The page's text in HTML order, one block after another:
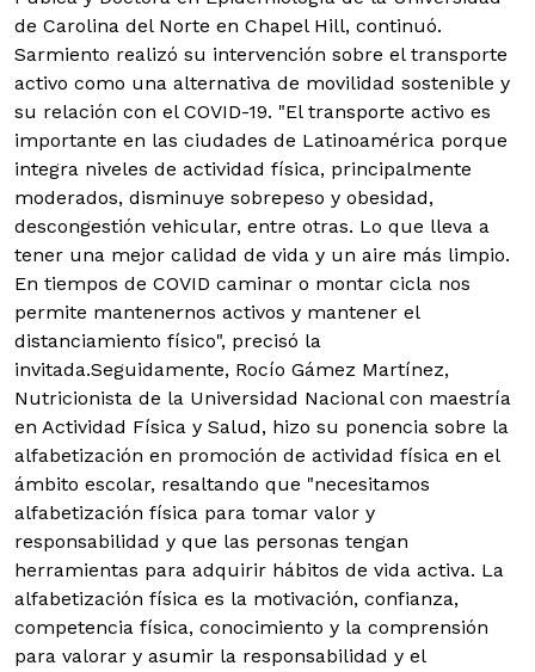
de Carolina del Norte en Chapel Hill, continuó.
Sarmiento realizó su intervención sobre el transporte
activo como una alternativa de movilidad sostenible y
su relación con el COVID-19. "El transporte activo es
importante en las ciudades de Latinoamérica porque
integra niveles de actividad física, principalmente
moderados, disminuye sobrepeso y obesidad,
descongestión vehicular, entre otras. Lo que lleva a
tener una mejor calidad de vida y un aire más limpio.
En tiempos de COVID caminar o montar cicla nos
permite mantenernos activos y mantener el
distanciamiento físico", precisó la
invitada.Seguidamente, Rocío Gámez Martínez,
Nutricionista de la Universidad Nacional con maestría
en Actividad Física y Salud, hizo su ponencia sobre la
alfabetización en promoción de actividad física en el
ámbito escolar, resaltando que "necesitamos
alfabetización física para tomar valor y
responsabilidad y que las personas tengan
herramientas para adquirir hábitos de vida activa. La
alfabetización física es la motivación, confianza,
competencia física, conocimiento y la comprensión
para valorar y asumir la responsabilidad y el